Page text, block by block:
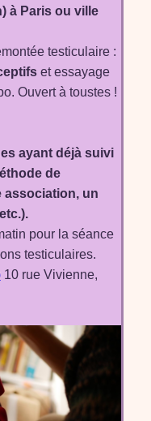
à Paris ou ville
testiculaire :
et essayage
Ouvert à toustes !
ayant déjà suivi
de
association, un
pour la séance
testiculaires.
10 rue Vivienne,